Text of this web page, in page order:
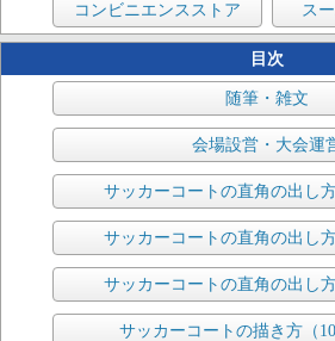
コンビニエンスストア ス
目次
随筆・雑文
会場設営・大会運
サッカーコートの直角の出し
サッカーコートの直角の出し
サッカーコートの直角の出し
サッカーコートの描き方（